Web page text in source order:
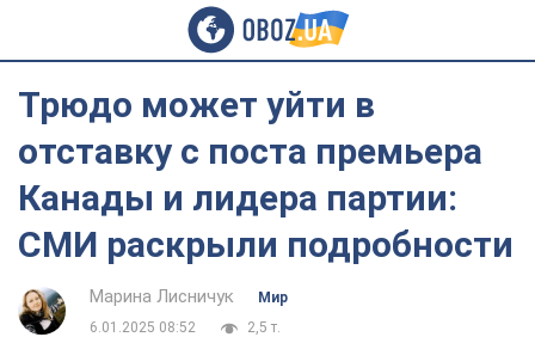
Трюдо может уйти в
отставку с поста премьера
Канады и лидера партии:
СМИ раскрыли подробности
Марина Лисничук
Мир
6.01.2025 08:52
2,5 т.